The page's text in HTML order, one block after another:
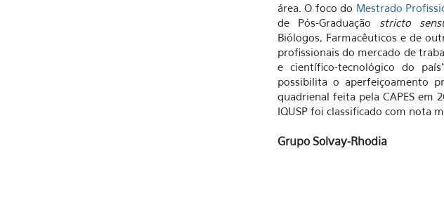
área. O foco do Mestrado
de Pós-Graduação stricto
Biólogos, Farmacêuticos e de
profissionais do mercado de
e científico-tecnológico do
possibilita o aperfeiçoamento
quadrienal feita pela CAPES em
IQUSP foi classificado com nota
Grupo Solvay-Rhodia